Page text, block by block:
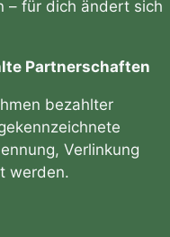
– für dich ändert sich
Partnerschaften
bezahlter
Verlinkung
werden.